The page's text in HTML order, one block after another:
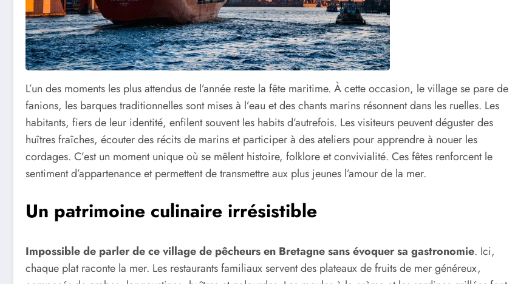
L’un des moments les plus attendus de l’année reste la fête maritime. À cette occasion, le village se pare de
fanions, les barques traditionnelles sont mises à l’eau et des chants marins résonnent dans les ruelles. Les
habitants, fiers de leur identité, enfilent souvent les habits d’autrefois. Les visiteurs peuvent déguster des
huîtres fraîches, écouter des récits de marins et participer à des ateliers pour apprendre à nouer les
cordages. C’est un moment unique où se mêlent histoire, folklore et convivialité. Ces fêtes renforcent le
sentiment d’appartenance et permettent de transmettre aux plus jeunes l’amour de la mer.
Un patrimoine culinaire irrésistible
Impossible de parler de ce village de pêcheurs en Bretagne sans évoquer sa gastronomie. Ici,
chaque plat raconte la mer. Les restaurants familiaux servent des plateaux de fruits de mer généreux,